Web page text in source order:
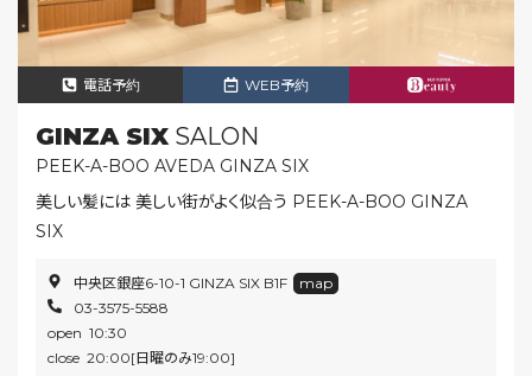
電話予約 WEB予約
GINZA SIX SALON
PEEK-A-BOO AVEDA GINZA SIX
美しい髪には 美しい街がよく似合う PEEK-A-BOO GINZA
SIX
中央区銀座6-10-1 GINZA SIX B1F
map
03-3575-5588
open 10:30
close 20:00[日曜のみ19:00]